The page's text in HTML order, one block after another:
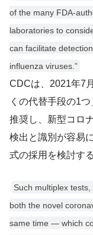
of the many FDA-
laboratories to
can facilitate
influenza viruses.”
CDCは、2021年7
くの代替手段の1
推奨し、新型コロ
検出と識別が容易
式の採用を検討す
Such multiplex
both the novel
same time — which